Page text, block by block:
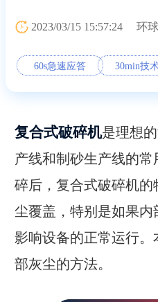
2023/03/15 15:57:24 环
60s急速应答 30min技
复合式破碎机是理想
产线和制砂生产线的
碎后，复合式破碎机
尘覆盖，特别是如果
影响设备的正常运行
部灰尘的方法。